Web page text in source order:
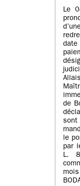
Le
de
le
par
L.